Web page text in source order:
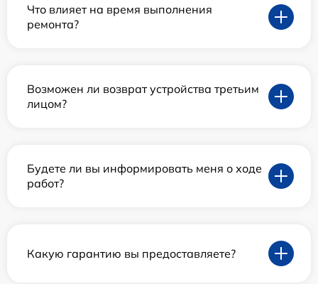
Что влияет на время выполнения
ремонта?
Возможен ли возврат устройства третьим
лицом?
Будете ли вы информировать меня о ходе
работ?
Какую гарантию вы предоставляете?